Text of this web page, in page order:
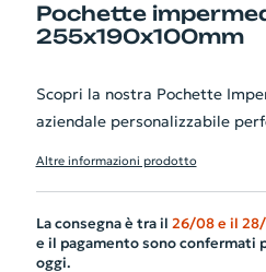
Pochette
255x190x100mm
Scopri la nostra Pochette
aziendale personalizzabile
manico dotato di
facile da trasportare ovunque.
Altre informazioni prodotto
La consegna è tra il 26/08 e il
e il pagamento sono confermati
oggi.